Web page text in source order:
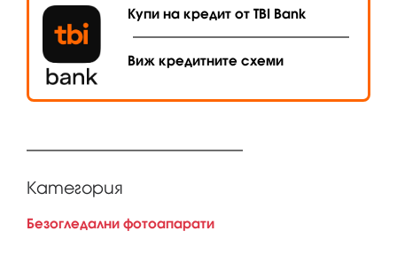
Купи на кредит от TBI Bank
Виж кредитните схеми
Категория
Безогледални фотоапарати